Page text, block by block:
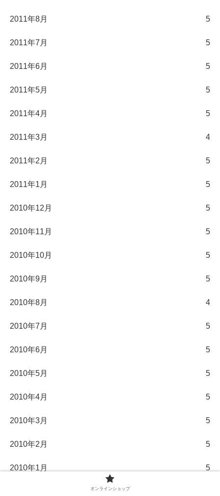
2011年8月 5
2011年7月 5
2011年6月 5
2011年5月 5
2011年4月 5
2011年3月 4
2011年2月 5
2011年1月 5
2010年12月 5
2010年11月 5
2010年10月 5
2010年9月 5
2010年8月 4
2010年7月 5
2010年6月 5
2010年5月 5
2010年4月 5
2010年3月 5
2010年2月 5
2010年1月 5
オンラインショップ